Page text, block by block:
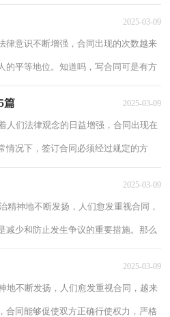
简易购房...
2025-03-09
律意识不断增强，合同出现的次数越来
的平等地位。知道吗，写合同可是有方
人购房的合...
篇 2025-03-09
人们法律观念的日益增强，合同出现在
情况下，签订合同必须经过规定的方
么写吗？以下...
2025-03-09
精神地不断发扬，人们愈发重视合同，
减少和防止发生争议的重要措施。那么
很苦恼吧，...
2025-03-09
地不断发扬，人们愈发重视合同，越来
合同能够促使双方正确行使权力，严格